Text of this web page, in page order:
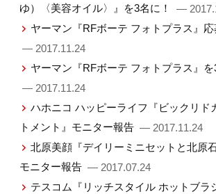
ゆ）〈美容オイル〉』を3名に！
—
ヤーマン『RFボーテ フォトプラス』応
— 2017.11.24
ヤーマン『RFボーテ フォトプラス』を
— 2017.11.24
ハホニコ ハッピーライフ『ビックリド
トメント』モニター報告 — 2017.11.24
北原美顔『デイリーミニセットと北原
モニター報告 — 2017.07.24
テスコム『リッチスタイル ホットブラ